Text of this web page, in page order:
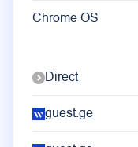
Chrome OS
Direct
guest.ge